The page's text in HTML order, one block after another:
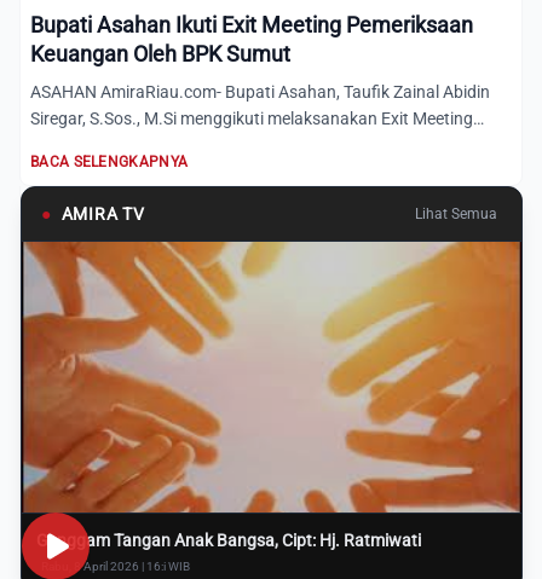
Bupati Asahan Ikuti Exit Meeting Pemeriksaan
Keuangan Oleh BPK Sumut
ASAHAN AmiraRiau.com- Bupati Asahan, Taufik Zainal Abidin
Siregar, S.Sos., M.Si menggikuti melaksanakan Exit Meeting
BACA SELENGKAPNYA
● AMIRA TV Lihat Semua
Genggam Tangan Anak Bangsa, Cipt: Hj. Ratmiwati
Rabu, 8 April 2026 | 16:i WIB